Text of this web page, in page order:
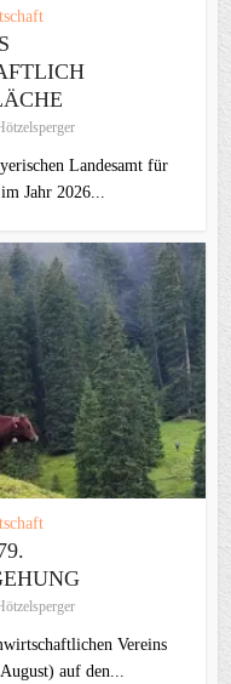
Landesamt für
Jahr 2026...
Vereins
auf den...